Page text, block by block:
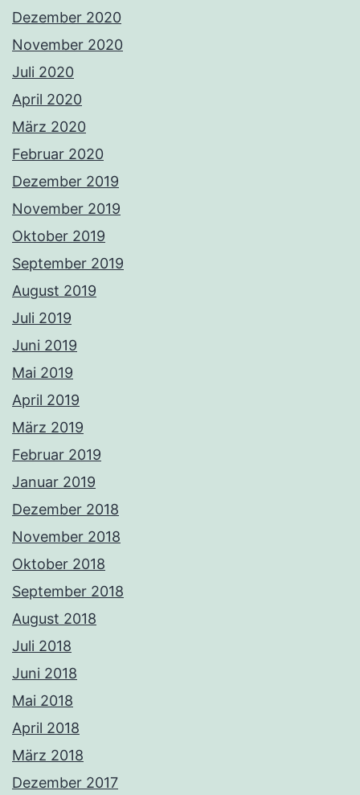
Dezember 2020
November 2020
Juli 2020
April 2020
März 2020
Februar 2020
Dezember 2019
November 2019
Oktober 2019
September 2019
August 2019
Juli 2019
Juni 2019
Mai 2019
April 2019
März 2019
Februar 2019
Januar 2019
Dezember 2018
November 2018
Oktober 2018
September 2018
August 2018
Juli 2018
Juni 2018
Mai 2018
April 2018
März 2018
Dezember 2017